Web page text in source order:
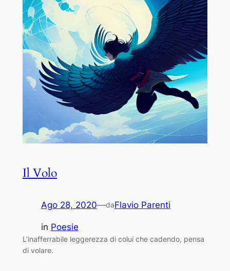
Il Volo
Ago 28, 2020—daFlavio Parenti
in Poesie
L’inafferrabile leggerezza di colui che cadendo, pensa
di volare.